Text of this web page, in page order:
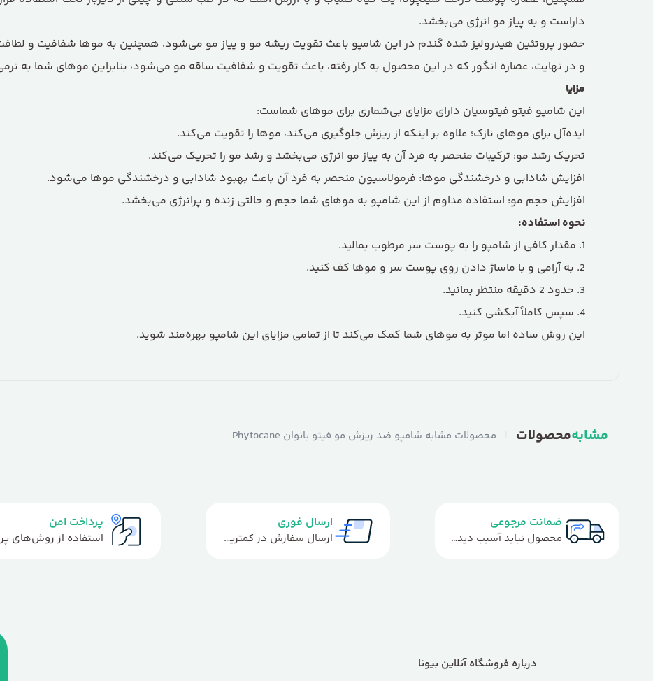
داراست و به پیاز مو انرژی می‌بخشد.
حضور پروتئین هیدرولیز شده گندم در این شامپو باعث تقویت ریشه مو و پیاز مو می‌شود، همچنین به موها شفافیت و
و در نهایت، عصاره انگور که در این محصول به کار رفته، باعث تقویت و شفافیت ساقه مو می‌شود، بنابراین موهای شما
مزایا
این شامپو فیتو فیتوسیان دارای مزایای بی‌شماری برای موهای شماست:
ایده‌آل برای موهای نازک؛ علاوه بر اینکه از ریزش جلوگیری می‌کند، موها را تقویت می‌کند.
تحریک رشد مو: ترکیبات منحصر به فرد آن به پیاز مو انرژی می‌بخشد و رشد مو را تحریک می‌کند.
افزایش شادابی و درخشندگی موها: فرمولاسیون منحصر به فرد آن باعث بهبود شادابی و درخشندگی موها می‌شود.
افزایش حجم مو: استفاده مداوم از این شامپو به موهای شما حجم و حالتی زنده و پرانرژی می‌بخشد.
نحوه استفاده:
1. مقدار کافی از شامپو را به پوست سر مرطوب بمالید.
2. به آرامی و با ماساژ دادن روی پوست سر و موها کف کنید.
3. حدود 2 دقیقه منتظر بمانید.
4. سپس کاملاً آبکشی کنید.
این روش ساده اما موثر به موهای شما کمک می‌کند تا از تمامی مزایای این شامپو بهره‌مند شوید.
مشابهمحصولات محصولات مشابه شامپو ضد ریزش مو فیتو بانوان Phytocane
ضمانت مرجوعی
محصول نباید آسیب دیده باشد
ارسال فوری
ارسال سفارش در کمترین زمان ممکن
پرداخت امن
درباره فروشگاه آنلاین بیونا